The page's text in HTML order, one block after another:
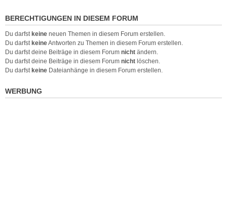
BERECHTIGUNGEN IN DIESEM FORUM
Du darfst keine neuen Themen in diesem Forum erstellen.
Du darfst keineAntworten zu Themen in diesem Forum erstellen.
Du darfst deine Beiträge in diesem Forum nicht ändern.
Du darfst deine Beiträge in diesem Forum nicht löschen.
Du darfst keine Dateianhänge in diesem Forum erstellen.
WERBUNG